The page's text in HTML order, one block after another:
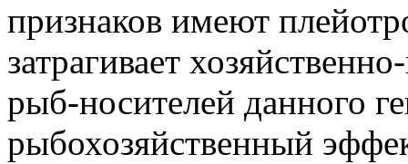
признаков имеют
затрагивает
рыб-носителей данного
рыбохозяйственный